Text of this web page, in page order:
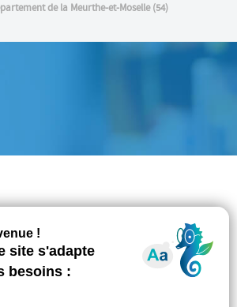
de la Meurthe-et-Moselle (54)
CREAI Grand Est.